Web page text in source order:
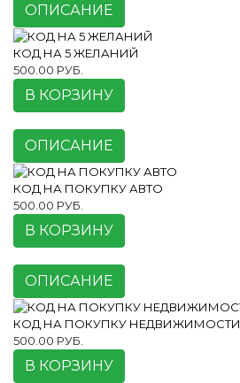
ОПИСАНИЕ
КОД НА 5 ЖЕЛАНИЙ
500.00 РУБ.
В КОРЗИНУ
ОПИСАНИЕ
КОД НА ПОКУПКУ АВТО
500.00 РУБ.
В КОРЗИНУ
ОПИСАНИЕ
КОД НА ПОКУПКУ НЕДВИЖИМОСТИ
500.00 РУБ.
В КОРЗИНУ